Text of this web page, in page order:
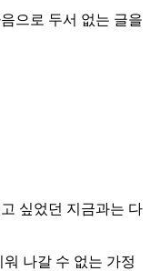
으로 두서 없는 글을
싶었던 지금과는 다
나갈 수 없는 가정